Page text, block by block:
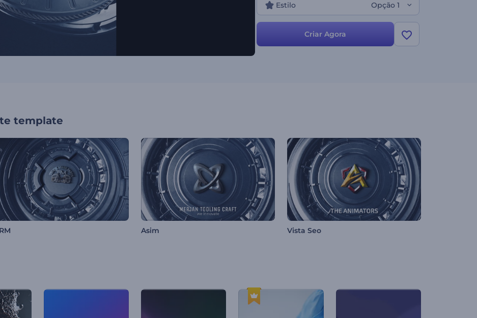
Estilo Opção 1
Criar Agora
template
Asim Vista Seo